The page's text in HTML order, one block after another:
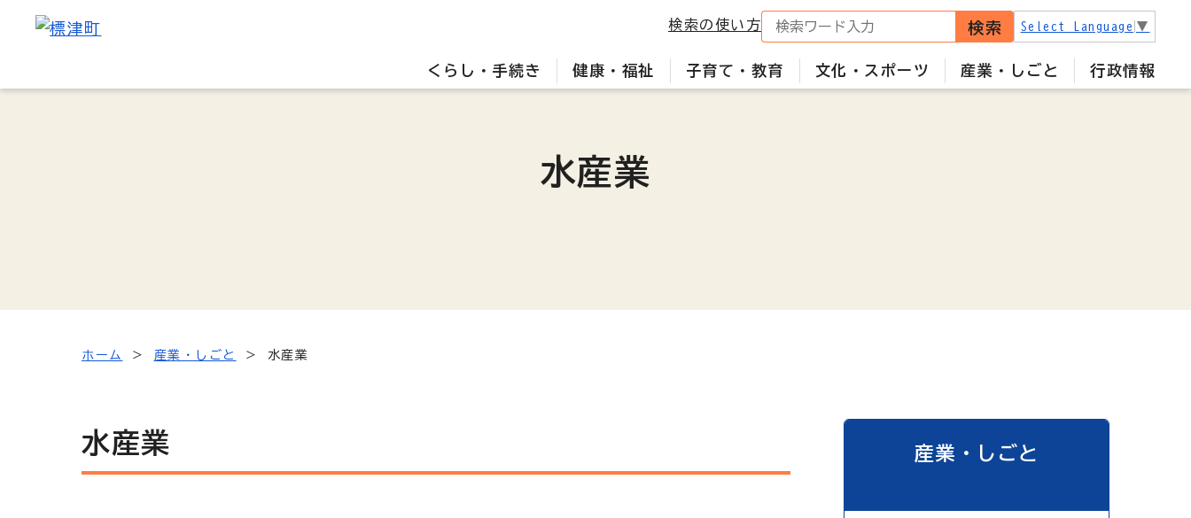
くらし・手続き 健康・福祉 子育て・教育 文化・スポーツ 産業・しごと 行政情報
検索の使い方 検索 Select Language ▼
水産業
ホーム 産業・しごと 水産業
水産業 産業・しごと